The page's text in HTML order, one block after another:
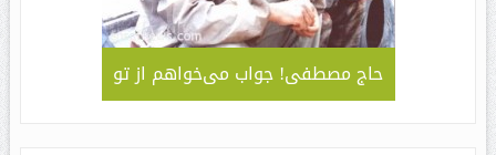
جلوه
سبک و
حاج مصطفی! جواب می‌خواهم از تو
– کاربردی
مهدی ” /
مراسم